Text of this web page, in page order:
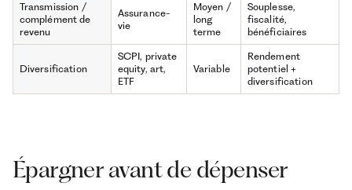
Transmission /
complément de
revenu
Assurance-
vie
Moyen /
long
terme
Souplesse,
fiscalité,
bénéficiaires
Diversification
SCPI, private
equity, art,
ETF
Variable
Rendement
potentiel +
diversification
Épargner avant de dépenser